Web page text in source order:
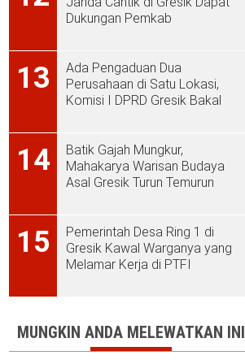
Dukungan Pemkab
13
Ada Pengaduan Dua
Perusahaan di Satu Lokasi,
Komisi I DPRD Gresik Bakal
14
Batik Gajah Mungkur,
Mahakarya Warisan Budaya
Asal Gresik Turun Temurun
15
Pemerintah Desa Ring 1 di
Gresik Kawal Warganya yang
Melamar Kerja di PTFI
MUNGKIN ANDA MELEWATKAN INI